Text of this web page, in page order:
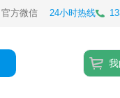
官方微信 24小时热线